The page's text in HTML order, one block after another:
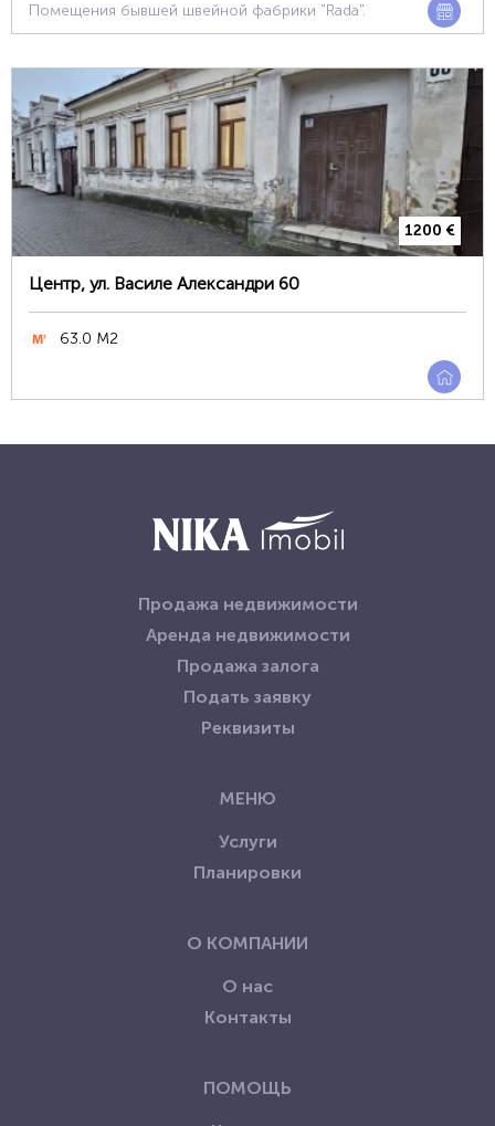
Помещения бывшей швейной фабрики "Rada".
1200 €
Центр, ул. Василе Александри 60
63.0 М2
Продажа недвижимости
Аренда недвижимости
Продажа залога
Подать заявку
Реквизиты
МЕНЮ
Услуги
Планировки
О КОМПАНИИ
О нас
Контакты
ПОМОЩЬ